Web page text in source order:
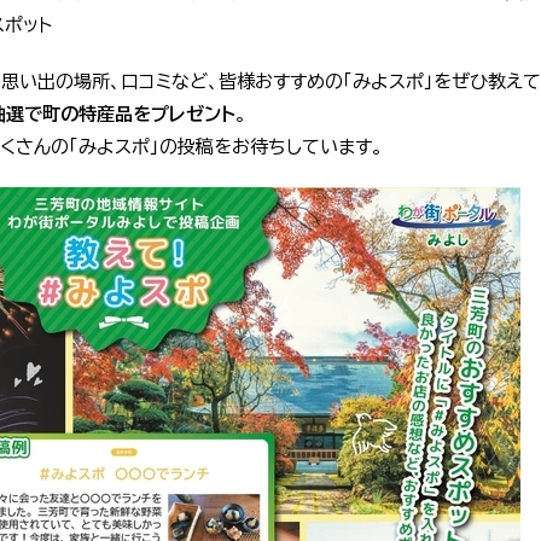
ット
い出の場所、口コミなど、皆様おすすめの「みよスポ」をぜひ教え
選で町の特産品をプレゼント。
んの「みよスポ」の投稿をお待ちしています。